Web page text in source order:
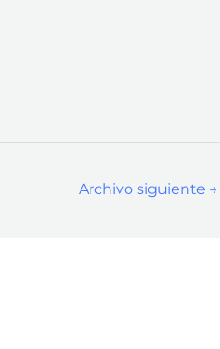
Archivo siguiente →